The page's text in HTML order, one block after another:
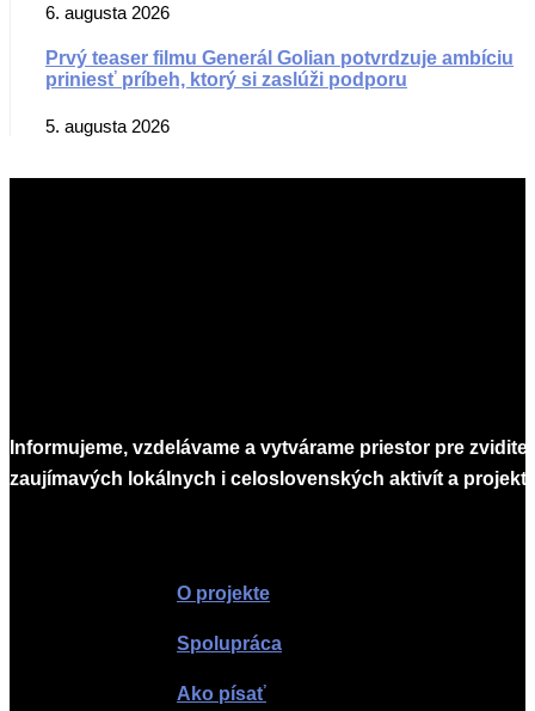
6. augusta 2026
Prvý teaser filmu Generál Golian potvrdzuje ambíciu
priniesť príbeh, ktorý si zaslúži podporu
5. augusta 2026
Informujeme, vzdelávame a vytvárame priestor pre
zaujímavých lokálnych i celoslovenských aktivít a
O projekte
Spolupráca
Ako písať